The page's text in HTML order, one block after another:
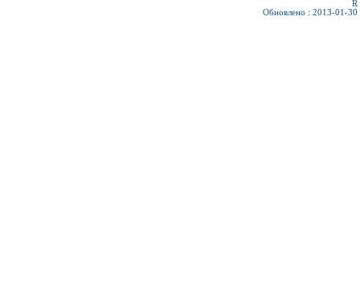
R
Обновлено : 2013-01-30